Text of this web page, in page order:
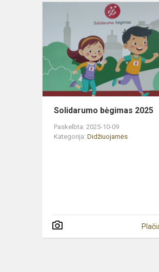
Solidarumo bėgimas 2025
Paskelbta: 2025-10-09
Kategorija: Didžiuojamės